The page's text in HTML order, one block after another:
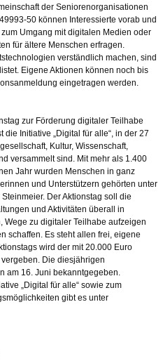
der Seniorenorganisationen
50 können Interessierte vorab und
Umgang mit digitalen Medien oder
für ältere Menschen erfragen.
verständlich machen, sind
Eigene Aktionen können noch bis
eingetragen werden.
zur Förderung digitaler Teilhabe
Initiative „Digital für alle“, in der 27
Kultur, Wissenschaft,
versammelt sind. Mit mehr als 1.400
Jahr wurden Menschen in ganz
und Unterstützern gehörten unter
Der Aktionstag soll die
und Aktivitäten überall in
Wege zu digitaler Teilhabe aufzeigen
schaffen. Es steht allen frei, eigene
wird der mit 20.000 Euro
Die diesjährigen
am 16. Juni bekanntgegeben.
„Digital für alle“ sowie zum
gibt es unter